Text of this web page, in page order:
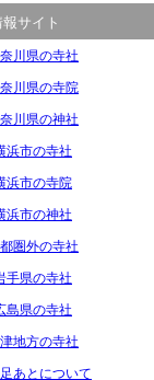
サイト
川県の寺社
川県の寺院
川県の神社
浜市の寺社
浜市の寺院
浜市の神社
圏外の寺社
手県の寺社
島県の寺社
地方の寺社
あとについて